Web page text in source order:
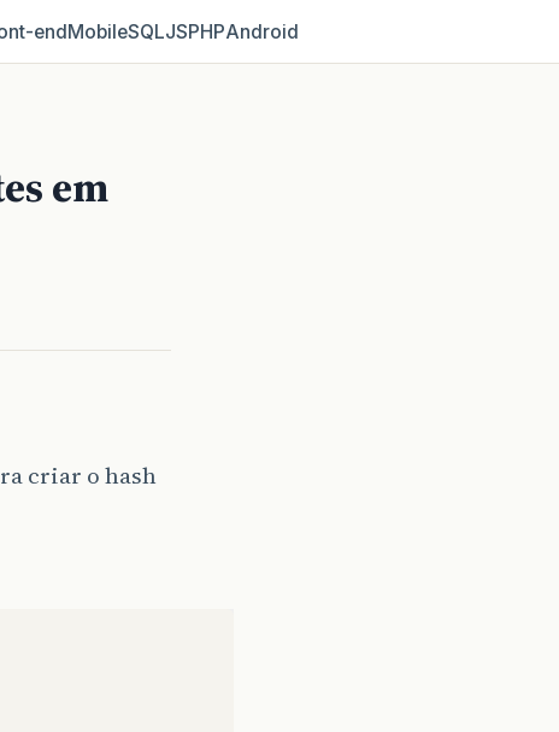
MobileSQLJSPHPAndroid
em
criar o hash